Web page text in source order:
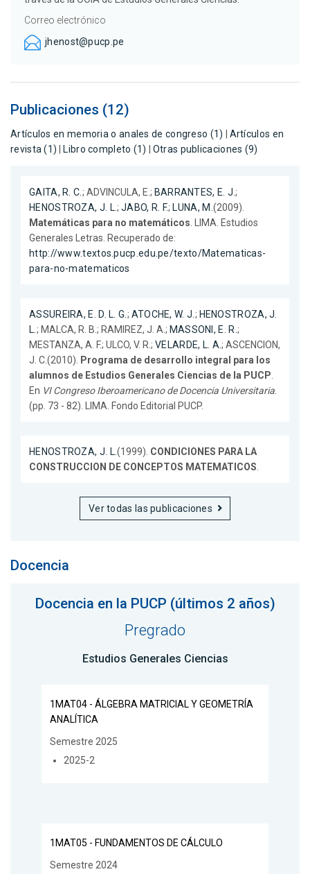
Correo electrónico
jhenost@pucp.pe
Publicaciones (12)
Artículos en memoria o anales de congreso (1)
Artículos en
revista (1)
Libro completo (1) Otras publicaciones (9)
GAITA, R. C. ; ADVINCULA, E.; BARRANTES, E. J.;
HENOSTROZA, J. L.;JABO, R. F.; LUNA, M. (2009).
Matemáticas para no matemáticos . LIMA. Estudios
Generales Letras. Recuperado de:
http://www.textos.pucp.edu.pe/texto/Matematicas-
para-no-matematicos
ASSUREIRA, E. D. L. G. ; ATOCHE, W. J. ; HENOSTROZA, J.
L. ; MALCA, R. B.; RAMIREZ, J. A.; MASSONI, E. R. ;
MESTANZA, A. F.; ULCO, V. R.; VELARDE, L. A.; ASCENCION,
J. C.(2010).
Programa de desarrollo integral para los
alumnos de Estudios Generales Ciencias de la PUCP
En VI Congreso Iberoamericano de Docencia Universitaria
(pp. 73 - 82). LIMA. Fondo Editorial PUCP.
HENOSTROZA, J. L.(1999). CONDICIONES PARA LA
CONSTRUCCION DE CONCEPTOS MATEMATICOS
Ver todas las publicaciones
Docencia
Docencia en la PUCP (últimos 2 años)
Pregrado
Estudios Generales Ciencias
1MAT04 - ÁLGEBRA MATRICIAL Y GEOMETRÍA
ANALÍTICA
Semestre 2025
2025-2
1MAT05 - FUNDAMENTOS DE CÁLCULO
Semestre 2024